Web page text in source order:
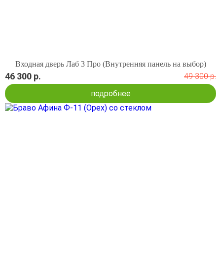
Входная дверь Лаб 3 Про (Внутренняя панель на выбор)
46 300 р.
49 300 р.
подробнее